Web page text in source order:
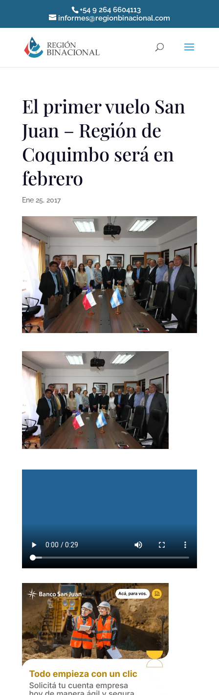
+54 9 264 6604113
informes@regionbinacional.com
El primer vuelo San
Juan – Región de
Coquimbo será en
febrero
Ene 25, 2017